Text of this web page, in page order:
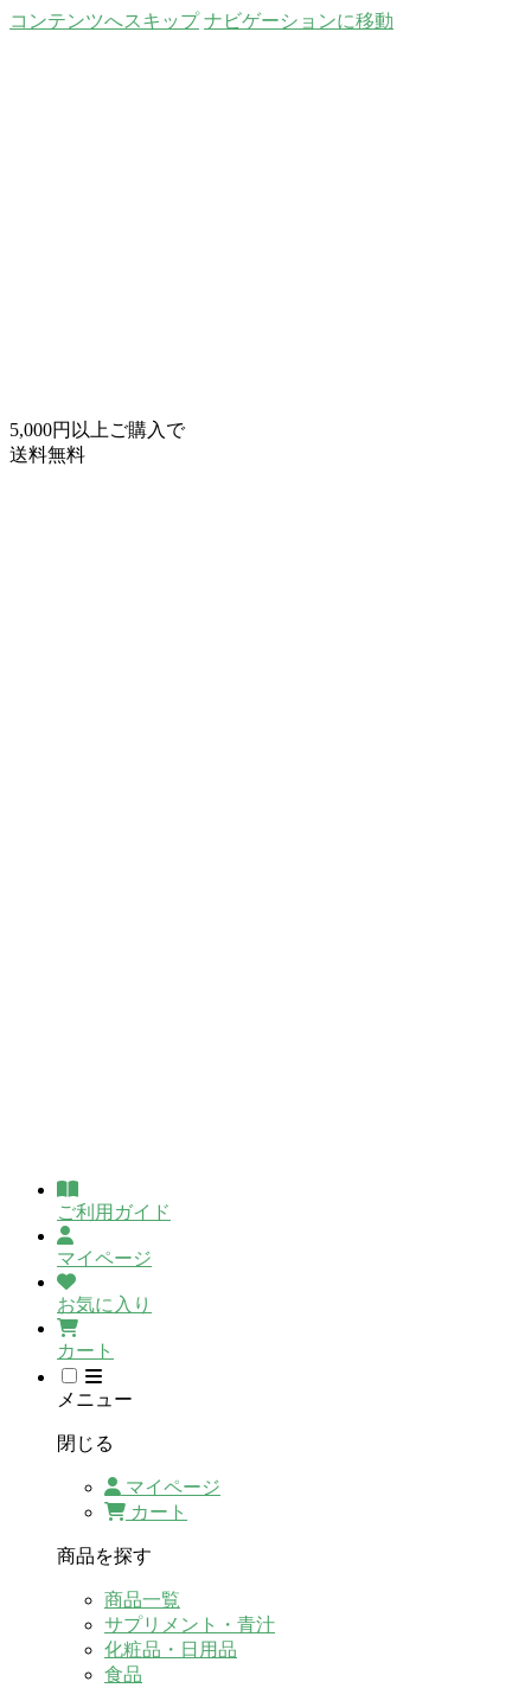
コンテンツへスキップ ナビゲーションに移動
5,000円以上ご購入で
送料無料
ご利用ガイド
マイページ
お気に入り
カート
メニュー
閉じる
マイページ
カート
商品を探す
商品一覧
サプリメント・青汁
化粧品・日用品
食品